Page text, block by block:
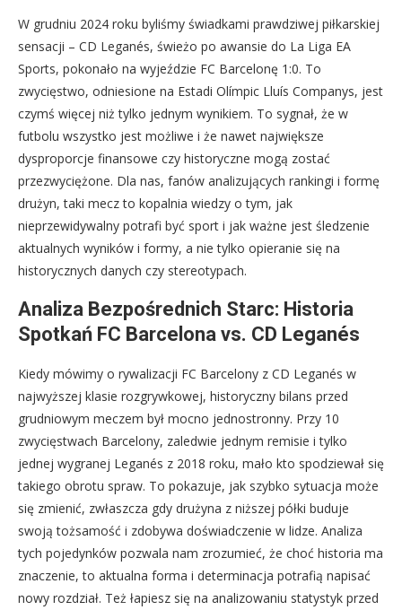
W grudniu 2024 roku byliśmy świadkami prawdziwej piłkarskiej
sensacji – CD Leganés, świeżo po awansie do La Liga EA
Sports, pokonało na wyjeździe FC Barcelonę 1:0. To
zwycięstwo, odniesione na Estadi Olímpic Lluís Companys, jest
czymś więcej niż tylko jednym wynikiem. To sygnał, że w
futbolu wszystko jest możliwe i że nawet największe
dysproporcje finansowe czy historyczne mogą zostać
przezwyciężone. Dla nas, fanów analizujących rankingi i formę
drużyn, taki mecz to kopalnia wiedzy o tym, jak
nieprzewidywalny potrafi być sport i jak ważne jest śledzenie
aktualnych wyników i formy, a nie tylko opieranie się na
historycznych danych czy stereotypach.
Analiza Bezpośrednich Starc: Historia
Spotkań FC Barcelona vs. CD Leganés
Kiedy mówimy o rywalizacji FC Barcelony z CD Leganés w
najwyższej klasie rozgrywkowej, historyczny bilans przed
grudniowym meczem był mocno jednostronny. Przy 10
zwycięstwach Barcelony, zaledwie jednym remisie i tylko
jednej wygranej Leganés z 2018 roku, mało kto spodziewał się
takiego obrotu spraw. To pokazuje, jak szybko sytuacja może
się zmienić, zwłaszcza gdy drużyna z niższej półki buduje
swoją tożsamość i zdobywa doświadczenie w lidze. Analiza
tych pojedynków pozwala nam zrozumieć, że choć historia ma
znaczenie, to aktualna forma i determinacja potrafią napisać
nowy rozdział. Też łapiesz się na analizowaniu statystyk przed